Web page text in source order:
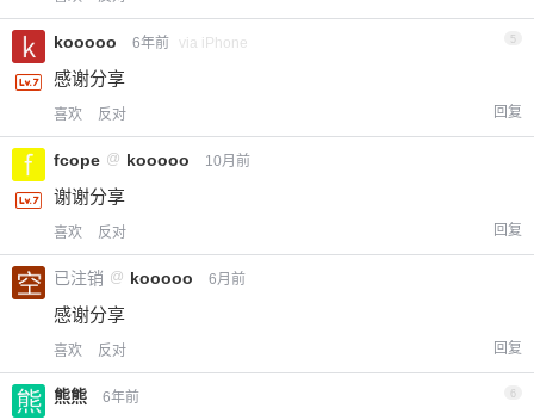
kooooo 6年前 via iPhone 5
感谢分享
喜欢 反对 回复
fcope @ kooooo 10月前
谢谢分享
喜欢 反对 回复
已注销 @ kooooo 6月前
感谢分享
喜欢 反对 回复
熊熊 6年前